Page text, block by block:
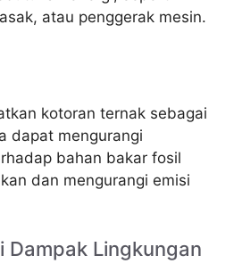
atau penggerak mesin.
kotoran ternak sebagai
dapat mengurangi
bahan bakar fosil
dan mengurangi emisi
Dampak Lingkungan